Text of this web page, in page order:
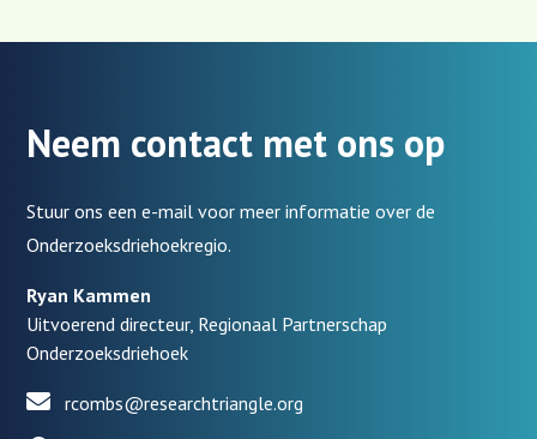
Neem contact met ons op
Stuur ons een e-mail voor meer informatie over de
Onderzoeksdriehoekregio.
Ryan Kammen
Uitvoerend directeur, Regionaal Partnerschap
Onderzoeksdriehoek
rcombs@researchtriangle.org